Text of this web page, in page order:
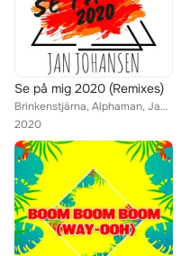
Se på mig 2020 (Remixes)
Brinkenstjärna, Alphaman, Jan Johansen
2020